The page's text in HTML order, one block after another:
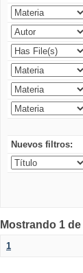
Nuevos filtros:
Mostrando 1
1